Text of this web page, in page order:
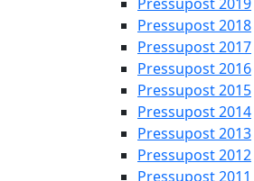
Pressupost 2018
Pressupost 2017
Pressupost 2016
Pressupost 2015
Pressupost 2014
Pressupost 2013
Pressupost 2012
Pressupost 2011